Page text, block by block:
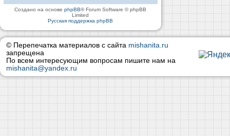
Создано на основеphpBB® Forum Software © phpBB
Limited
Русская поддержка phpBB
© Перепечатка материалов с сайта mishanita.ru
запрещена
По всем интересующим вопросам пишите нам на
mishanita@yandex.ru